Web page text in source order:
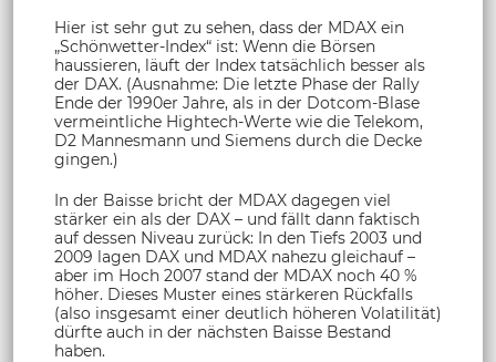
Hier ist sehr gut zu sehen, dass der MDAX ein
„Schönwetter-Index“ ist: Wenn die Börsen
haussieren, läuft der Index tatsächlich besser als
der DAX. (Ausnahme: Die letzte Phase der Rally
Ende der 1990er Jahre, als in der Dotcom-Blase
vermeintliche Hightech-Werte wie die Telekom,
D2 Mannesmann und Siemens durch die Decke
gingen.)
In der Baisse bricht der MDAX dagegen viel
stärker ein als der DAX – und fällt dann faktisch
auf dessen Niveau zurück: In den Tiefs 2003 und
2009 lagen DAX und MDAX nahezu gleichauf –
aber im Hoch 2007 stand der MDAX noch 40 %
höher. Dieses Muster eines stärkeren Rückfalls
(also insgesamt einer deutlich höheren Volatilität)
dürfte auch in der nächsten Baisse Bestand
haben.